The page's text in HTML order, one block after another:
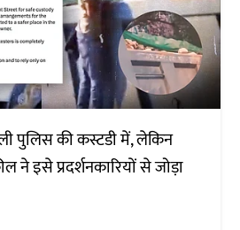
पुलिस की कस्टडी में, लेकिन
ने इसे प्रदर्शनकारियों से जोड़ा